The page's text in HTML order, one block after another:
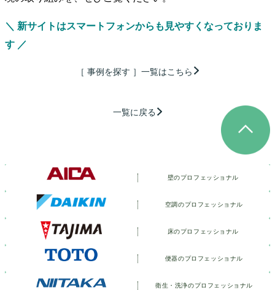
＼ 新サイトはスマートフォンからも見やすくなっておりま
す ／
［ 事例を探す ］一覧はこちら
一覧に戻る
壁のプロフェッショナル
空調のプロフェッショナル
床のプロフェッショナル
便器のプロフェッショナル
衛生・洗浄のプロフェッショナル